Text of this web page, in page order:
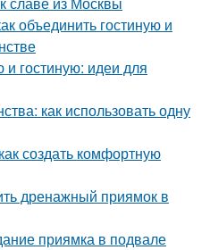
объединить гостиную и
и гостиную: идеи для
как использовать одну
создать комфортную
дренажный приямок в
приямка в подвале